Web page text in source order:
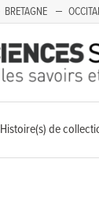
BRETAGNE
Histoire(s) de